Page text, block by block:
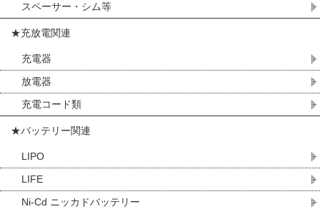
スペーサー・シム等
★充放電関連
充電器
放電器
充電コード類
★バッテリー関連
LIPO
LIFE
Ni-Cd ニッカドバッテリー